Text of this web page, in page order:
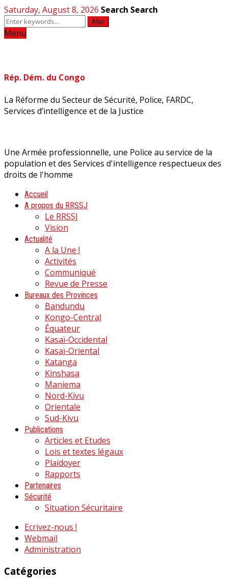
Saturday, August 8, 2026 Search Search
Aller
Menu
Rép. Dém. du Congo
La Réforme du Secteur de Sécurité, Police, FARDC,
Services d’intelligence et de la Justice
Une Armée professionnelle, une Police au service de la
population et des Services d'intelligence respectueux des
droits de l'homme
Accueil
A propos du RRSSJ
Le RRSSJ
Vision
Actualité
A la Une !
Activités
Communiqué
Revue de Presse
Bureaux des Provinces
Bandundu
Kongo-Central
Équateur
Kasaï-Occidental
Kasaï-Oriental
Katanga
Kinshasa
Maniema
Nord-Kivu
Orientale
Sud-Kivu
Publications
Articles et Etudes
Lois et textes légaux
Plaidoyer
Rapports
Partenaires
Sécurité
Situation Sécuritaire
Ecrivez-nous !
Webmail
Administration
Catégories